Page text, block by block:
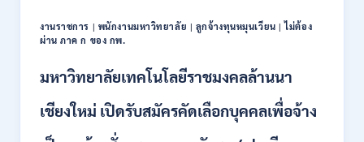
พนักงาน
ราชการ
ปวท.
ป.ตรี
สาขา
งานราชการ | พนักงานมหาวิทยาลัย | ลูกจ้างทุนหมุนเวียน |ไม่ต้อง
ผ่าน ภาค ก ของ กพ.
มหาวิทยาลัยเทคโนโลยีราชมงคลล้านนา
เชียงใหม่ เปิดรับสมัครคัดเลือกบุคคลเพื่อจ้าง